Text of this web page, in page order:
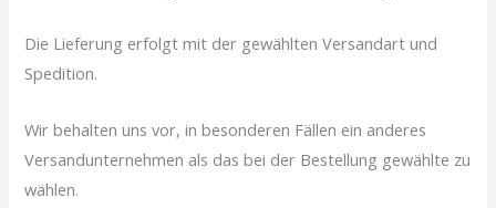
Die Lieferung erfolgt mit der gewählten Versandart und
Spedition.
Wir behalten uns vor, in besonderen Fällen ein anderes
Versandunternehmen als das bei der Bestellung gewählte zu
wählen.